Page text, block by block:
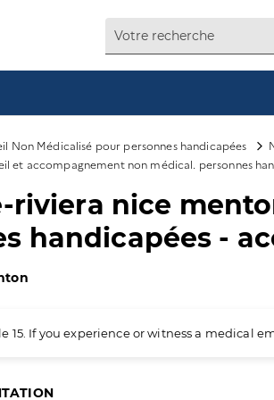
Non Médicalisé pour personnes handicapées
et accompagnement non médical. personnes
riviera nice
handicapées -
15. If you experience or witness a medical